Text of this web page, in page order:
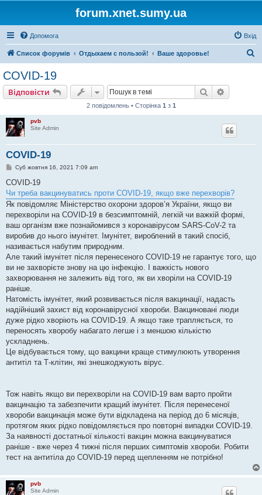
forum.xnet.sumy.ua
Допомога Вхід
Список форумів Отдыхаем с пользой! Ваше здоровье!
COVID-19
Відповісти Пошук
2 повідомлень • Сторінка 1 з 1
pvb
Site Admin
COVID-19
П
в
д
о
м
л
е
н
н
я
Суб жовтня 16, 2021 7:09 am
COVID-19
Чи треба вакцинуватись проти COVID-19, якщо вже перехворів?
Як повідомляє Міністерство охорони здоров’я України, якщо ви
перехворіли на COVID-19 в безсимптомній, легкій чи важкій формі,
ваш організм вже познайомився з коронавірусом SARS-CoV-2 та
виробив до нього імунітет. Імунітет, вироблений в такий спосіб,
називається набутим природним.
Але такий імунітет після перенесеного COVID-19 не гарантує того, що
ви не захворієте знову на цю інфекцію. І важкість нового
захворювання не залежить від того, як ви хворіли на COVID-19
раніше.
Натомість імунітет, який розвивається після вакцинації, надасть
надійніший захист від коронавірусної хвороби. Вакциновані люди
дуже рідко хворіють на COVID-19. А якщо таке трапляється, то
переносять хворобу набагато легше і з меншою кількістю
ускладнень.
Це відбувається тому, що вакцини краще стимулюють утворення
антитіл та Т-клітин, які знешкоджують вірус.
Тож навіть якщо ви перехворіли на COVID-19 вам варто пройти
вакцинацію та забезпечити кращий імунітет. Після перенесеної
хвороби вакцинація може бути відкладена на період до 6 місяців,
протягом яких рідко повідомляється про повторні випадки COVID-19.
За наявності достатньої кількості вакцин можна вакцинуватися
раніше - вже через 4 тижні після перших симптомів хвороби. Робити
тест на антитіла до COVID-19 перед щепленням не потрібно!
pvb
Site Admin